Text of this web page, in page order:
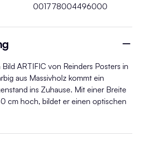
001778004496000
ARTIFIC von Reinders Posters in
aus Massivholz kommt ein
ins Zuhause. Mit einer Breite
cm hoch, bildet er einen optischen